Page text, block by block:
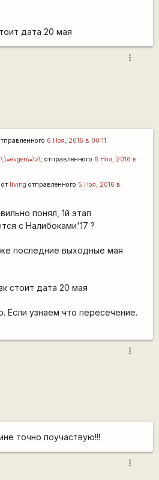
дата 20 мая
more_vert
6 Ноя, 2016 в 00:11
отправленного 6 Ноя, 2016 в
living отправленного 5 Ноя, 2016 в
понял, 1й этап
с Налибоками'17 ?
последние выходные мая
стоит дата 20 мая
Если узнаем что пересечение.
more_vert
точно поучаствую!!!
more_vert